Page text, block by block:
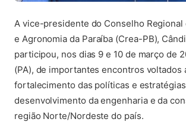
A vice-presidente do Conselho Regional
e Agronomia da Paraíba (Crea-PB),
participou, nos dias 9 e 10 de março de
(PA), de importantes encontros voltados
fortalecimento das políticas e
desenvolvimento da engenharia e da
região Norte/Nordeste do país.